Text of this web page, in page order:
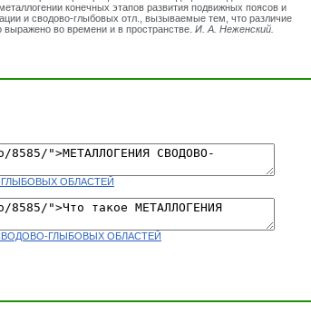
конечных этапов развития подвижных поясов и
и сводово-глыбовых отл., вызываемые тем, что различие
выражено во времени и в пространстве. И. А. Неженский
ОБЛАСТЕЙ
ГЛЫБОВЫХ ОБЛАСТЕЙ